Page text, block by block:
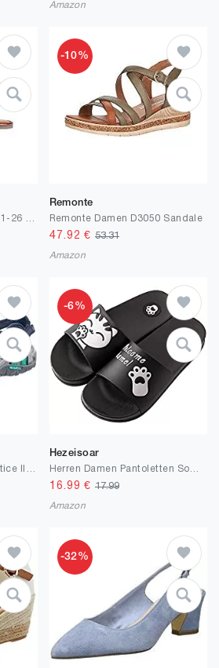
Amazon
-10%
Remonte
Remonte Damen D3050 Sandale
47.92 € 53.31
Amazon
-6%
Hezeisoar
16.99 € 17.99
Amazon
-32%